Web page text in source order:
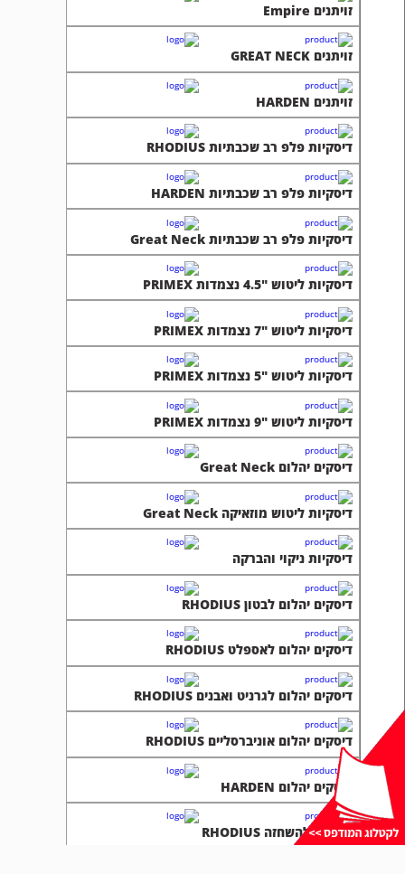
זויתנים Empire
זויתנים GREAT NECK
זויתנים HARDEN
דיסקיות פלפ רב שכבתיות RHODIUS
דיסקיות פלפ רב שכבתיות HARDEN
דיסקיות פלפ רב שכבתיות Great Neck
דיסקיות ליטוש "4.5 נצמדות PRIMEX
דיסקיות ליטוש "7 נצמדות PRIMEX
דיסקיות ליטוש "5 נצמדות PRIMEX
דיסקיות ליטוש "9 נצמדות PRIMEX
דיסקים יהלום Great Neck
דיסקיות ליטוש מוזאיקה Great Neck
דיסקיות ניקוי והברקה
דיסקים יהלום לבטון RHODIUS
דיסקים יהלום לאספלט RHODIUS
דיסקים יהלום לגרניט ואבנים RHODIUS
דיסקים יהלום אוניברסליים RHODIUS
דיסקים יהלום HARDEN
דיסקים להשחזה RHODIUS